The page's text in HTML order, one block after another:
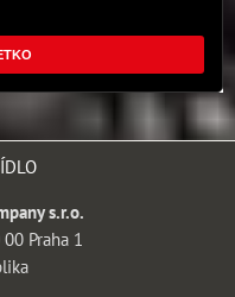
s.r.o.
Praha 1